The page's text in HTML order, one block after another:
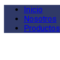
Inicio
Nosotros
Productos